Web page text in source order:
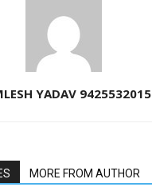
YADAV 9425532015
MORE FROM AUTHOR